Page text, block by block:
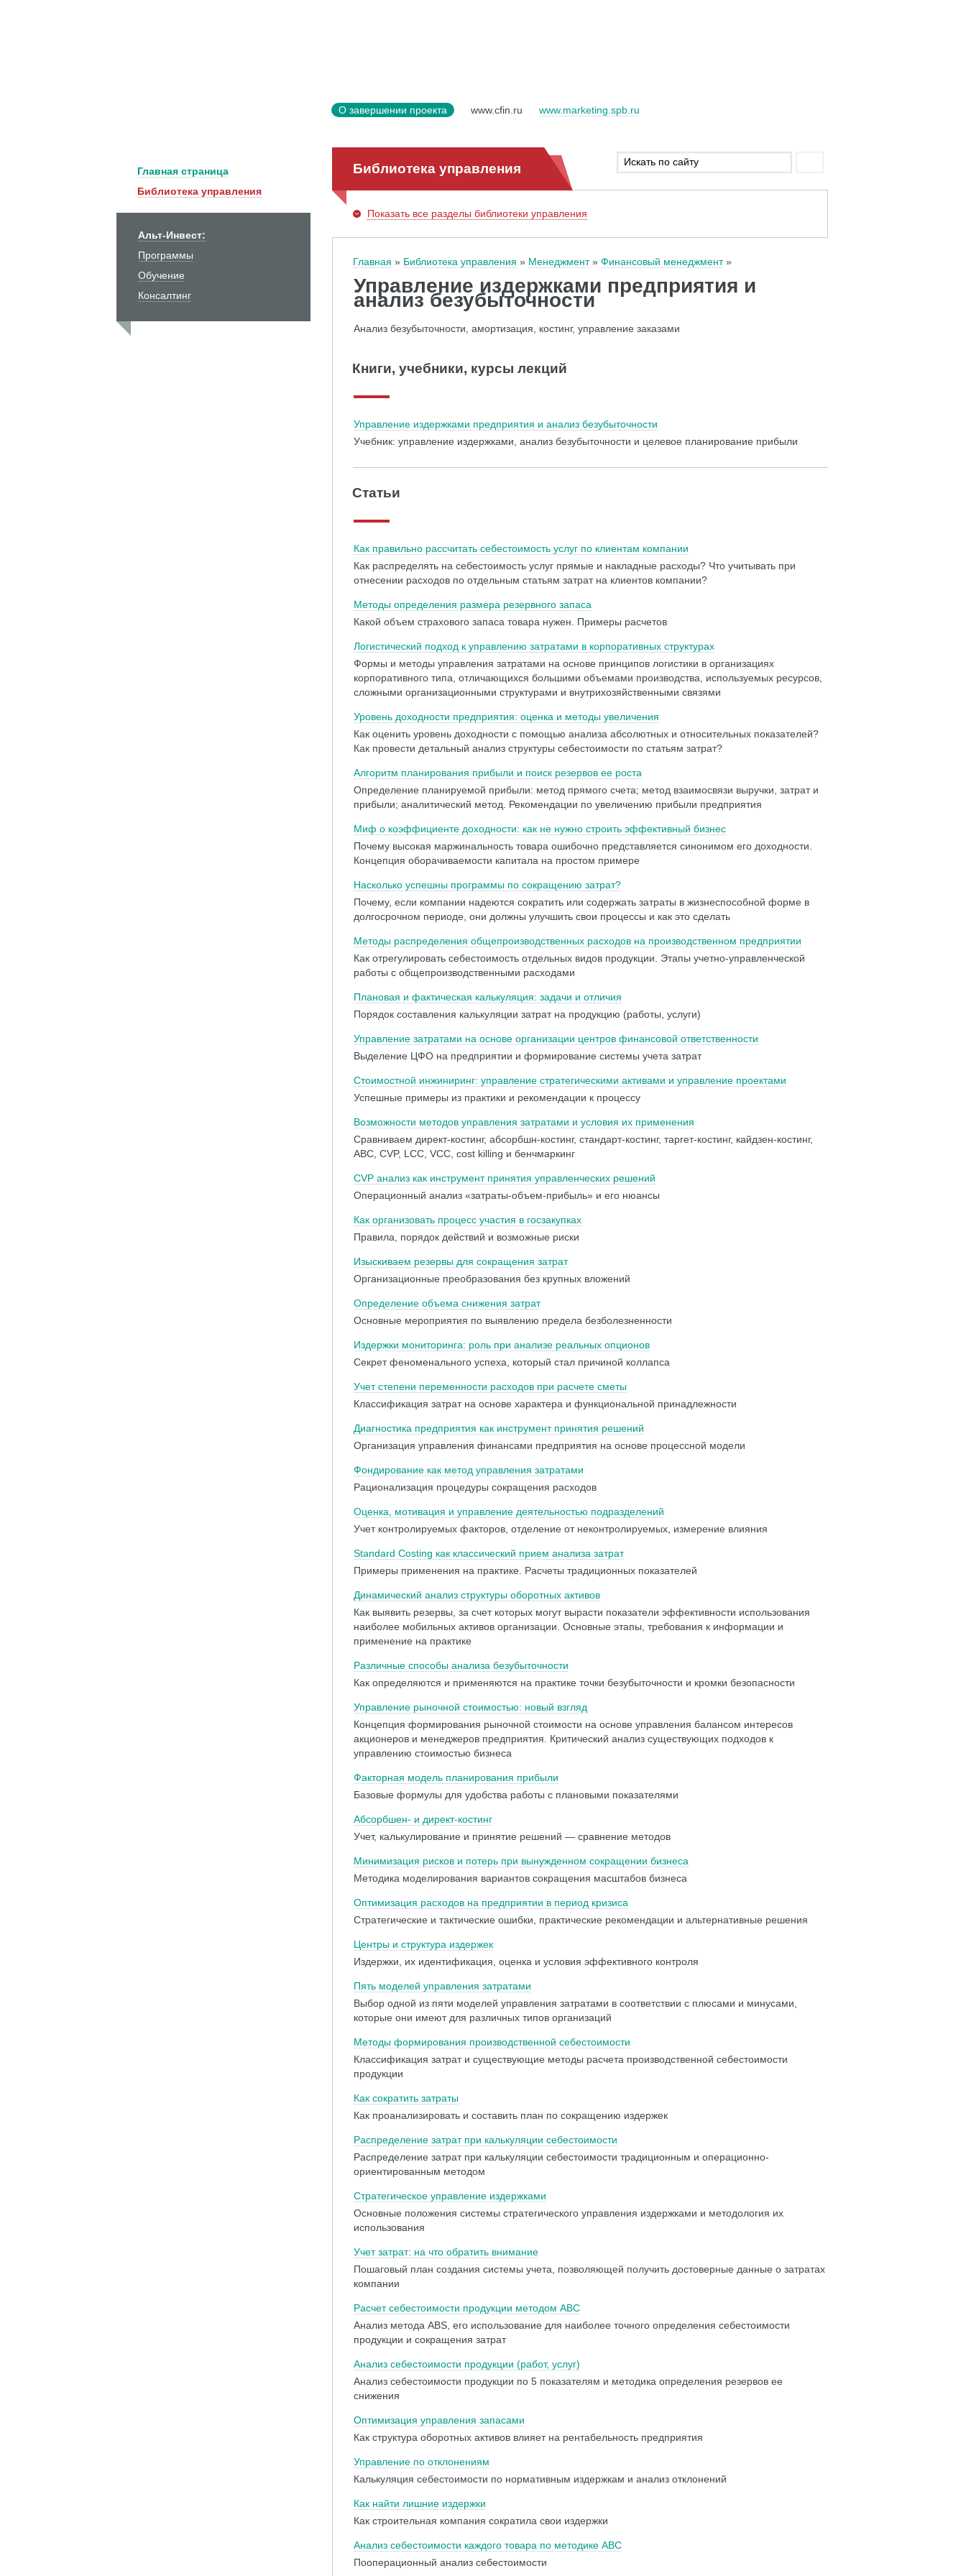
О завершении проекта www.cfin.ru www.marketing.spb.ru
Главная страница
Библиотека управления
Альт-Инвест:
Программы
Обучение
Консалтинг
Библиотека управления
Показать все разделы библиотеки управления
Главная Библиотека управления Менеджмент Финансовый менеджмент
Управление издержками предприятия и
анализ безубыточности
Анализ безубыточности, амортизация, костинг, управление заказами
Книги, учебники, курсы лекций
Управление издержками предприятия и анализ безубыточности
Учебник: управление издержками, анализ безубыточности и целевое планирование прибыли
Статьи
Как правильно рассчитать себестоимость услуг по клиентам компании
Как распределять на себестоимость услуг прямые и накладные расходы? Что учитывать при
отнесении расходов по отдельным статьям затрат на клиентов компании?
Методы определения размера резервного запаса
Какой объем страхового запаса товара нужен. Примеры расчетов
Логистический подход к управлению затратами в корпоративных структурах
Формы и методы управления затратами на основе принципов логистики в организациях
корпоративного типа, отличающихся большими объемами производства, используемых ресурсов,
сложными организационными структурами и внутрихозяйственными связями
Уровень доходности предприятия: оценка и методы увеличения
Как оценить уровень доходности с помощью анализа абсолютных и относительных показателей?
Как провести детальный анализ структуры себестоимости по статьям затрат?
Алгоритм планирования прибыли и поиск резервов ее роста
Определение планируемой прибыли: метод прямого счета; метод взаимосвязи выручки, затрат и
прибыли; аналитический метод. Рекомендации по увеличению прибыли предприятия
Миф о коэффициенте доходности: как не нужно строить эффективный бизнес
Почему высокая маржинальность товара ошибочно представляется синонимом его доходности.
Концепция оборачиваемости капитала на простом примере
Насколько успешны программы по сокращению затрат?
Почему, если компании надеются сократить или содержать затраты в жизнеспособной форме в
долгосрочном периоде, они должны улучшить свои процессы и как это сделать
Методы распределения общепроизводственных расходов на производственном предприятии
Как отрегулировать себестоимость отдельных видов продукции. Этапы учетно-управленческой
работы с общепроизводственными расходами
Плановая и фактическая калькуляция: задачи и отличия
Порядок составления калькуляции затрат на продукцию (работы, услуги)
Управление затратами на основе организации центров финансовой ответственности
Выделение ЦФО на предприятии и формирование системы учета затрат
Стоимостной инжиниринг: управление стратегическими активами и управление проектами
Успешные примеры из практики и рекомендации к процессу
Возможности методов управления затратами и условия их применения
Сравниваем директ-костинг, абсорбшн-костинг, стандарт-костинг, таргет-костинг, кайдзен-костинг,
АВС, CVP, LCC, VCC, cost killing и бенчмаркинг
CVP анализ как инструмент принятия управленческих решений
Операционный анализ «затраты-объем-прибыль» и его нюансы
Как организовать процесс участия в госзакупках
Правила, порядок действий и возможные риски
Изыскиваем резервы для сокращения затрат
Организационные преобразования без крупных вложений
Определение объема снижения затрат
Основные мероприятия по выявлению предела безболезненности
Издержки мониторинга: роль при анализе реальных опционов
Секрет феноменального успеха, который стал причиной коллапса
Учет степени переменности расходов при расчете сметы
Классификация затрат на основе характера и функциональной принадлежности
Диагностика предприятия как инструмент принятия решений
Организация управления финансами предприятия на основе процессной модели
Фондирование как метод управления затратами
Рационализация процедуры сокращения расходов
Оценка, мотивация и управление деятельностью подразделений
Учет контролируемых факторов, отделение от неконтролируемых, измерение влияния
Standard Costing как классический прием анализа затрат
Примеры применения на практике. Расчеты традиционных показателей
Динамический анализ структуры оборотных активов
Как выявить резервы, за счет которых могут вырасти показатели эффективности использования
наиболее мобильных активов организации. Основные этапы, требования к информации и
применение на практике
Различные способы анализа безубыточности
Как определяются и применяются на практике точки безубыточности и кромки безопасности
Управление рыночной стоимостью: новый взгляд
Концепция формирования рыночной стоимости на основе управления балансом интересов
акционеров и менеджеров предприятия. Критический анализ существующих подходов к
управлению стоимостью бизнеса
Факторная модель планирования прибыли
Базовые формулы для удобства работы с плановыми показателями
Абсорбшен- и директ-костинг
Учет, калькулирование и принятие решений — сравнение методов
Минимизация рисков и потерь при вынужденном сокращении бизнеса
Методика моделирования вариантов сокращения масштабов бизнеса
Оптимизация расходов на предприятии в период кризиса
Cтратегические и тактические ошибки, практические рекомендации и альтернативные решения
Центры и структура издержек
Издержки, их идентификация, оценка и условия эффективного контроля
Пять моделей управления затратами
Выбор одной из пяти моделей управления затратами в соответствии с плюсами и минусами,
которые они имеют для различных типов организаций
Методы формирования производственной себестоимости
Классификация затрат и существующие методы расчета производственной себестоимости
продукции
Как сократить затраты
Как проанализировать и составить план по сокращению издержек
Распределение затрат при калькуляции себестоимости
Распределение затрат при калькуляции себестоимости традиционным и операционно-
ориентированным методом
Стратегическое управление издержками
Основные положения системы стратегического управления издержками и методология их
использования
Учет затрат: на что обратить внимание
Пошаговый план создания системы учета, позволяющей получить достоверные данные о затратах
компании
Расчет себестоимости продукции методом ABC
Анализ метода ABS, его использование для наиболее точного определения себестоимости
продукции и сокращения затрат
Анализ себестоимости продукции (работ, услуг)
Анализ себестоимости продукции по 5 показателям и методика определения резервов ее
снижения
Оптимизация управления запасами
Как структура оборотных активов влияет на рентабельность предприятия
Управление по отклонениям
Калькуляция себестоимости по нормативным издержкам и анализ отклонений
Как найти лишние издержки
Как строительная компания сократила свои издержки
Анализ себестоимости каждого товара по методике ABC
Пооперационный анализ себестоимости